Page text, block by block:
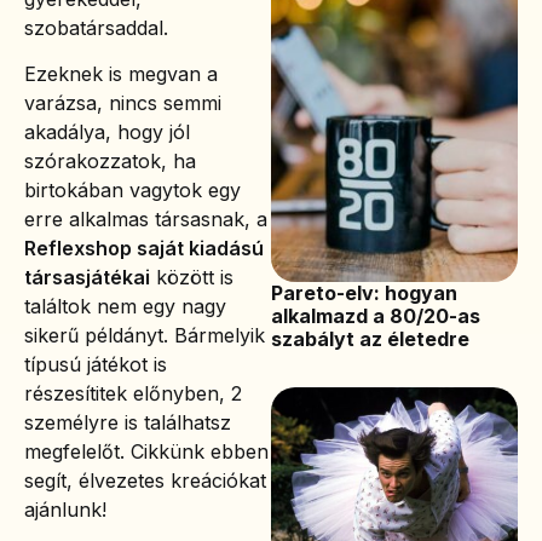
szobatársaddal.
Ezeknek is megvan a
varázsa, nincs semmi
akadálya, hogy jól
szórakozzatok, ha
birtokában vagytok egy
erre alkalmas társasnak, a
Reflexshop saját kiadású
társasjátékai között is
találtok nem egy nagy
sikerű példányt. Bármelyik
típusú játékot is
részesítitek előnyben, 2
személyre is találhatsz
megfelelőt. Cikkünk ebben
segít, élvezetes kreációkat
ajánlunk!
Pareto-elv: hogyan
alkalmazd a 80/20-as
szabályt az életedre